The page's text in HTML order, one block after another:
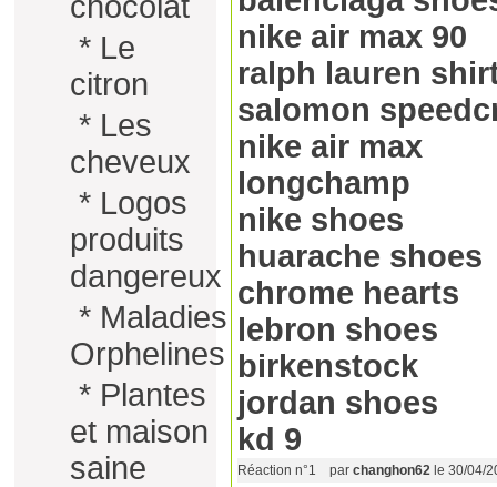
* Le
citron
* Les
cheveux
* Logos
produits
dangereux
* Maladies
Orphelines
* Plantes
et maison
saine
nike air max 90
ralph lauren
salomon
nike air max
longchamp
nike shoes
huarache shoes
chrome hearts
lebron shoes
birkenstock
jordan shoes
kd 9
Réaction n°1 par changhon62 le 30/04/